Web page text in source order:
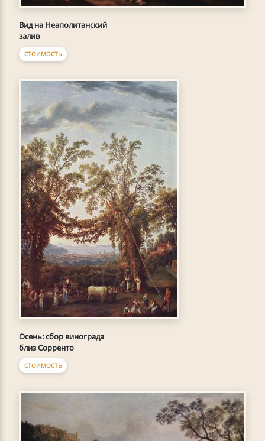
Вид на Неаполитанский
залив
СТОИМОСТЬ
Осень: сбор винограда
близ Сорренто
СТОИМОСТЬ